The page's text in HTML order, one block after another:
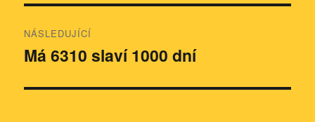
NÁSLEDUJÍCÍ
Následující
Má 6310 slaví 1000 dní